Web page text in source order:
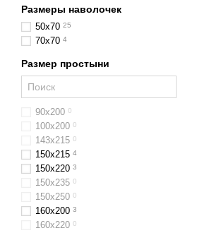
Размеры наволочек
50х70 25
70х70 4
Размер простыни
90х200 0
100х200 0
143х215 0
150х215 4
150х220 3
150х235 0
150х250 0
160х200 3
160х220 0